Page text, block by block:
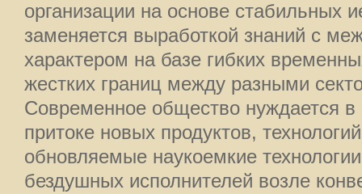
организации на основе стабильных
заменяется выработкой знаний с
характером на базе гибких
жестких границ между разными
Современное общество нуждается
притоке новых продуктов,
обновляемые наукоемкие
бездушных исполнителей возле